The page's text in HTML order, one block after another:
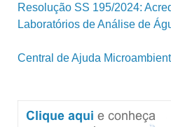
Resolução SS 195/2024:
Laboratórios de Análise de
Central de Ajuda